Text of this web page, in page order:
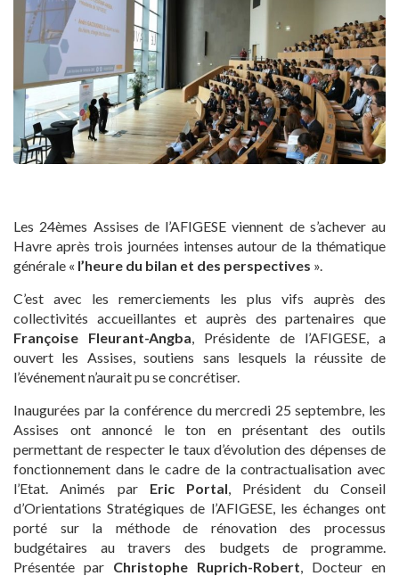
Les 24èmes Assises de l’AFIGESE viennent de s’achever au
Havre après trois journées intenses autour de la thématique
générale « l’heure du bilan et des perspectives ».
C’est avec les remerciements les plus vifs auprès des
collectivités accueillantes et auprès des partenaires que
Françoise Fleurant-Angba , Présidente de l’AFIGESE, a
ouvert les Assises, soutiens sans lesquels la réussite de
l’événement n’aurait pu se concrétiser.
Inaugurées par la conférence du mercredi 25 septembre, les
Assises ont annoncé le ton en présentant des outils
permettant de respecter le taux d’évolution des dépenses de
fonctionnement dans le cadre de la contractualisation avec
l’Etat. Animés par Eric Portal , Président du Conseil
d’Orientations Stratégiques de l’AFIGESE, les échanges ont
porté sur la méthode de rénovation des processus
budgétaires au travers des budgets de programme.
Présentée par Christophe Ruprich-Robert , Docteur en